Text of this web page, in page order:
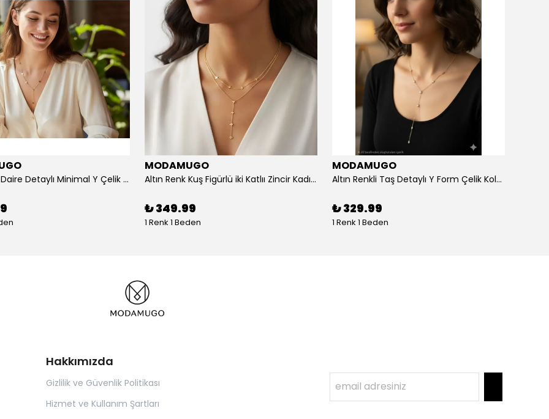
Altın Renk Daire Detaylı Minimal Y Çelik Kolye
MODAMUGO
Altın Renk Kuş Figürlü iki Katlıı Zincir Kadın Y Kolye
₺ 349.99
1 Renk 1 Beden
MODAMUGO
Altın Renkli Taş Detaylı Y Form Çelik Kolye
₺ 329.99
1 Renk 1 Beden
Hakkımızda
Gizlilik ve Güvenlik Politikası
Hizmet ve Kullanım Şartları